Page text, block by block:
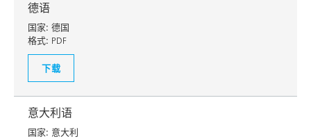
德语
国家: 德国
格式: PDF
下载
意大利语
国家: 意大利